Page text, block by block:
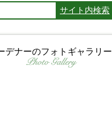
サイト内検索
デナーのフォトギャラリー